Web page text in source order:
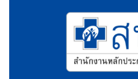
การรักษาความปลอดภั
ให้เป็นไปด้วยความเรียบร้
อำนวยความสะดวกแก่